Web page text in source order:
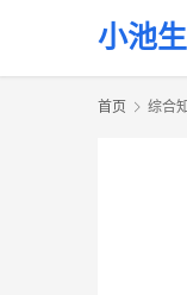
小池
首页 综合